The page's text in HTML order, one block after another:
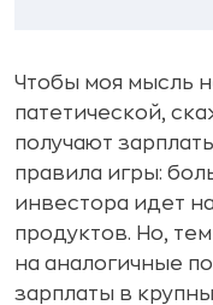
Чтобы моя мысль
патетической,
получают
правила игры:
инвестора идет
продуктов. Но,
на аналогичные
зарплаты в